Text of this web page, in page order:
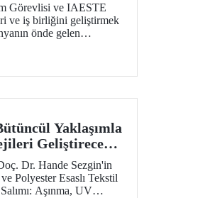
Görevlisi ve IAESTE
ve iş birliğini geliştirmek
önde gelen
olmak üzere bir dizi
Yaklaşımla
Geliştirecek
Dr. Hande Sezgin'in
Polyester Esaslı Tekstil
Aşınma, UV